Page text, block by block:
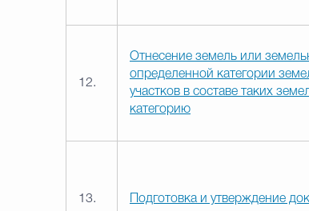
12.
Отнесение земель или
определенной категории
участков в составе таких
категорию
13. Подготовка и утверждение